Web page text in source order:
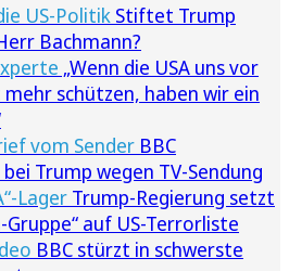
US-Politik Stiftet Trump
Bachmann?
„Wenn die USA uns vor
mehr schützen, haben wir ein
vom Sender BBC
Trump wegen TV-Sendung
Lager Trump-Regierung setzt
auf US-Terrorliste
BBC stürzt in schwerste